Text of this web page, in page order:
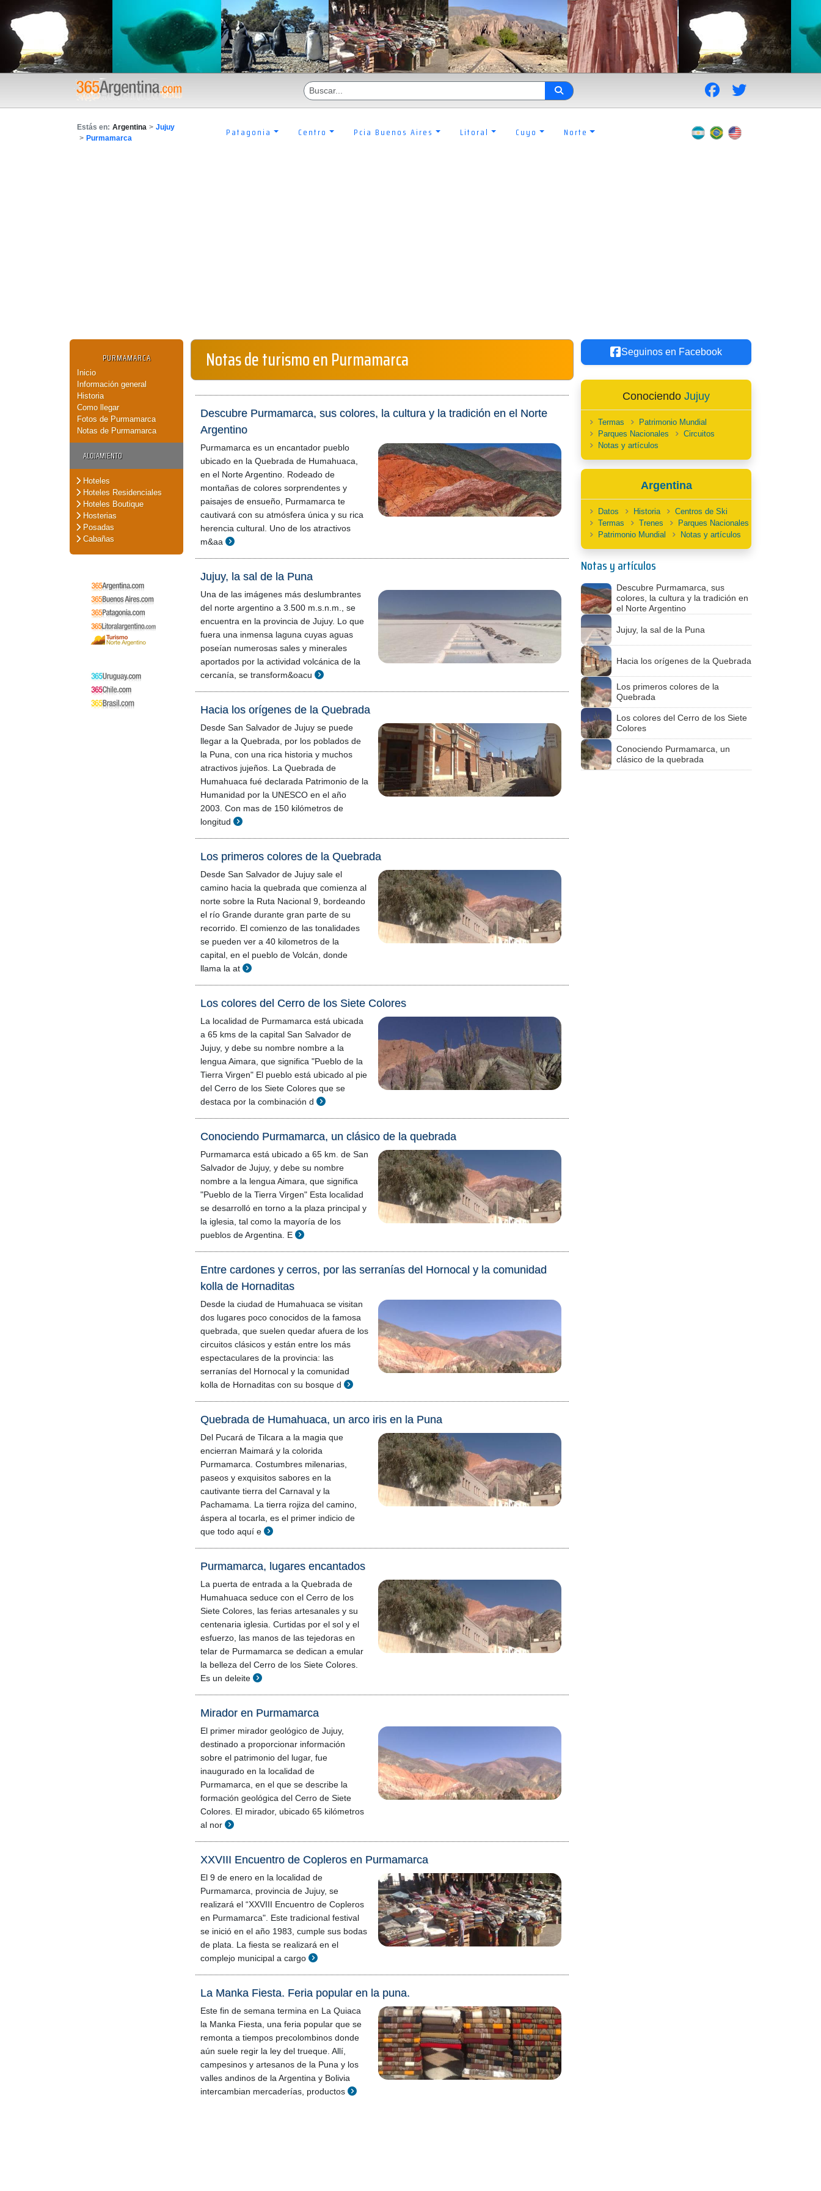
Estás en: Argentina > Jujuy
> Purmamarca Patagonia Centro Pcia Buenos Aires Litoral Cuyo Norte
PURMAMARCA
Inicio
Información general
Historia
Como llegar
Fotos de Purmamarca
Notas de Purmamarca
ALOJAMIENTO
Hoteles
Hoteles Residenciales
Hoteles Boutique
Hosterias
Posadas
Cabañas
Notas de turismo en Purmamarca
Descubre Purmamarca, sus colores, la cultura y la tradición en el Norte
Argentino
Purmamarca es un encantador pueblo
ubicado en la Quebrada de Humahuaca,
en el Norte Argentino. Rodeado de
montañas de colores sorprendentes y
paisajes de ensueño, Purmamarca te
cautivará con su atmósfera única y su rica
herencia cultural. Uno de los atractivos
m&aa
Jujuy, la sal de la Puna
Una de las imágenes más deslumbrantes
del norte argentino a 3.500 m.s.n.m., se
encuentra en la provincia de Jujuy. Lo que
fuera una inmensa laguna cuyas aguas
poseían numerosas sales y minerales
aportados por la actividad volcánica de la
cercanía, se transform&oacu
Hacia los orígenes de la Quebrada
Desde San Salvador de Jujuy se puede
llegar a la Quebrada, por los poblados de
la Puna, con una rica historia y muchos
atractivos jujeños. La Quebrada de
Humahuaca fué declarada Patrimonio de la
Humanidad por la UNESCO en el año
2003. Con mas de 150 kilómetros de
longitud
Los primeros colores de la Quebrada
Desde San Salvador de Jujuy sale el
camino hacia la quebrada que comienza al
norte sobre la Ruta Nacional 9, bordeando
el río Grande durante gran parte de su
recorrido. El comienzo de las tonalidades
se pueden ver a 40 kilometros de la
capital, en el pueblo de Volcán, donde
llama la at
Los colores del Cerro de los Siete Colores
La localidad de Purmamarca está ubicada
a 65 kms de la capital San Salvador de
Jujuy, y debe su nombre nombre a la
lengua Aimara, que significa "Pueblo de la
Tierra Virgen" El pueblo está ubicado al pie
del Cerro de los Siete Colores que se
destaca por la combinación d
Conociendo Purmamarca, un clásico de la quebrada
Purmamarca está ubicado a 65 km. de San
Salvador de Jujuy, y debe su nombre
nombre a la lengua Aimara, que significa
"Pueblo de la Tierra Virgen" Esta localidad
se desarrolló en torno a la plaza principal y
la iglesia, tal como la mayoría de los
pueblos de Argentina. E
Entre cardones y cerros, por las serranías del Hornocal y la comunidad
kolla de Hornaditas
Desde la ciudad de Humahuaca se visitan
dos lugares poco conocidos de la famosa
quebrada, que suelen quedar afuera de los
circuitos clásicos y están entre los más
espectaculares de la provincia: las
serranías del Hornocal y la comunidad
kolla de Hornaditas con su bosque d
Quebrada de Humahuaca, un arco iris en la Puna
Del Pucará de Tilcara a la magia que
encierran Maimará y la colorida
Purmamarca. Costumbres milenarias,
paseos y exquisitos sabores en la
cautivante tierra del Carnaval y la
Pachamama. La tierra rojiza del camino,
áspera al tocarla, es el primer indicio de
que todo aquí e
Purmamarca, lugares encantados
La puerta de entrada a la Quebrada de
Humahuaca seduce con el Cerro de los
Siete Colores, las ferias artesanales y su
centenaria iglesia. Curtidas por el sol y el
esfuerzo, las manos de las tejedoras en
telar de Purmamarca se dedican a emular
la belleza del Cerro de los Siete Colores.
Es un deleite
Mirador en Purmamarca
El primer mirador geológico de Jujuy,
destinado a proporcionar información
sobre el patrimonio del lugar, fue
inaugurado en la localidad de
Purmamarca, en el que se describe la
formación geológica del Cerro de Siete
Colores. El mirador, ubicado 65 kilómetros
al nor
XXVIII Encuentro de Copleros en Purmamarca
El 9 de enero en la localidad de
Purmamarca, provincia de Jujuy, se
realizará el “XXVIII Encuentro de Copleros
en Purmamarca". Este tradicional festival
se inició en el año 1983, cumple sus bodas
de plata. La fiesta se realizará en el
complejo municipal a cargo
La Manka Fiesta. Feria popular en la puna.
Este fin de semana termina en La Quiaca
la Manka Fiesta, una feria popular que se
remonta a tiempos precolombinos donde
aún suele regir la ley del trueque. Allí,
campesinos y artesanos de la Puna y los
valles andinos de la Argentina y Bolivia
intercambian mercaderías, productos
Seguinos en Facebook
Conociendo Jujuy
Termas
Patrimonio Mundial
Parques Nacionales
Circuitos
Notas y artículos
Argentina
Datos Historia
Centros de Ski
Termas
Trenes
Parques Nacionales
Patrimonio Mundial
Notas y artículos
Notas y artículos
Descubre Purmamarca, sus
colores, la cultura y la tradición en
el Norte Argentino
Jujuy, la sal de la Puna
Hacia los orígenes de la Quebrada
Los primeros colores de la
Quebrada
Los colores del Cerro de los Siete
Colores
Conociendo Purmamarca, un
clásico de la quebrada